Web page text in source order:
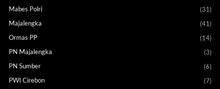
Mabes Polri
(31)
Majalengka
(41)
Ormas PP
(14)
PN Majalengka
(3)
PN Sumber
(6)
PWI Cirebon
(7)